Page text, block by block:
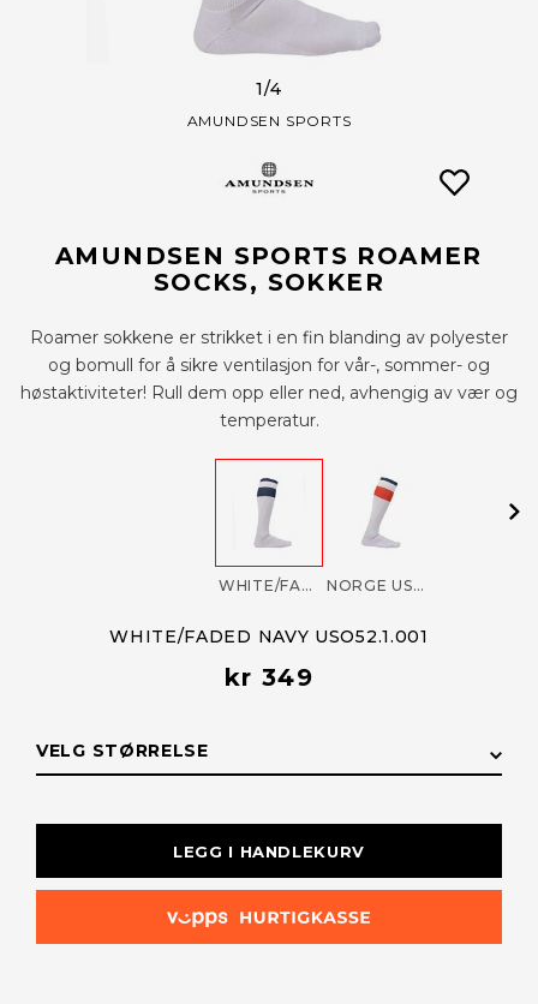
1/4
AMUNDSEN SPORTS
AMUNDSEN SPORTS ROAMER
SOCKS, SOKKER
Roamer sokkene er strikket i en fin blanding av polyester
og bomull for å sikre ventilasjon for vår-, sommer- og
høstaktiviteter! Rull dem opp eller ned, avhengig av vær og
temperatur.
WHITE/FADED NAVY USO52.1.001 NORGE USO52.1.200
WHITE/FADED NAVY USO52.1.001
kr 349
VELG STØRRELSE
STØRRELSE LAGERSTATUS
LEGG I HANDLEKURV